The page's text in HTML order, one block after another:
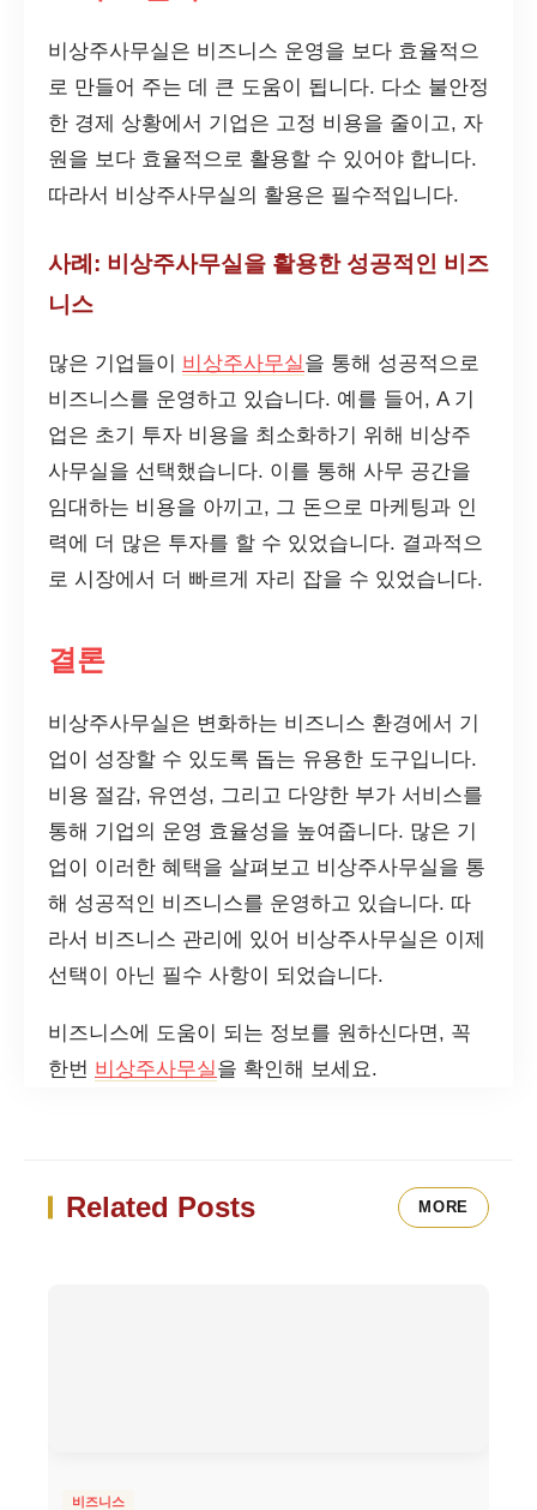
비상주사무실은 비즈니스 운영을 보다 효율적으
로 만들어 주는 데 큰 도움이 됩니다. 다소 불안정
한 경제 상황에서 기업은 고정 비용을 줄이고, 자
원을 보다 효율적으로 활용할 수 있어야 합니다.
따라서 비상주사무실의 활용은 필수적입니다.
사례: 비상주사무실을 활용한 성공적인 비즈
니스
많은 기업들이 비상주사무실을 통해 성공적으로
비즈니스를 운영하고 있습니다. 예를 들어, A 기
업은 초기 투자 비용을 최소화하기 위해 비상주
사무실을 선택했습니다. 이를 통해 사무 공간을
임대하는 비용을 아끼고, 그 돈으로 마케팅과 인
력에 더 많은 투자를 할 수 있었습니다. 결과적으
로 시장에서 더 빠르게 자리 잡을 수 있었습니다.
결론
비상주사무실은 변화하는 비즈니스 환경에서 기
업이 성장할 수 있도록 돕는 유용한 도구입니다.
비용 절감, 유연성, 그리고 다양한 부가 서비스를
통해 기업의 운영 효율성을 높여줍니다. 많은 기
업이 이러한 혜택을 살펴보고 비상주사무실을 통
해 성공적인 비즈니스를 운영하고 있습니다. 따
라서 비즈니스 관리에 있어 비상주사무실은 이제
선택이 아닌 필수 사항이 되었습니다.
비즈니스에 도움이 되는 정보를 원하신다면, 꼭
한번 비상주사무실을 확인해 보세요.
Related Posts MORE
비즈니스